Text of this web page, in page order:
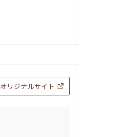
オリジナルサイト